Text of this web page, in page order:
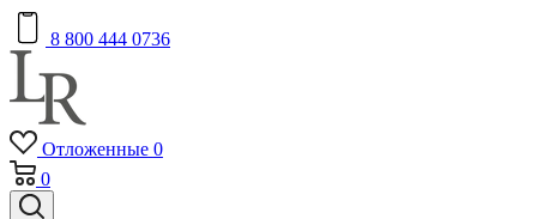
8 800 444 0736
Отложенные 0
0